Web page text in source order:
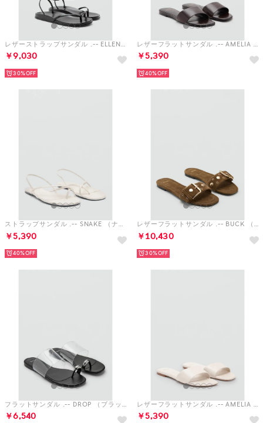
レザーストラップサンダル .-- ELLEN （ブラック）
￥9,030
30%
レザーフラットサンダル .-- AMELIA （ダークブラウン）
￥5,390
40%
ストラップサンダル .-- SNAKE （ナチュラルホワイト）
￥5,390
40%
レザーフラットサンダル .-- BUCK （パステルブラウン）
￥10,430
30%
フラットサンダル .-- DROP （ブラック）
￥6,540
レザーフラットサンダル .-- AMELIA （ナチュラルホワイト）
￥5,390